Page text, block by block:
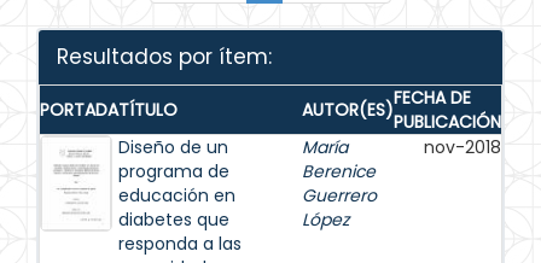
Resultados por ítem:
PORTADATÍTULO AUTOR(ES)FECHA DE
PUBLICACIÓN
Diseño de un
programa de
educación en
diabetes que
responda a las
María
Berenice
Guerrero
López
nov-2018